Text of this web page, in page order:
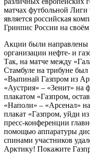
матчах футбольной
является российская
Гринпис России на своём
Акции были направлены
организации нефте- и
Так, на матче между
Стамбуле на трибуне
«Выпинай Газпром из
«Аустрия» – «Зенит» на
плакатом «Газпром,
«Наполи» – «Арсенал»
плакат «Газпром, уйди
пресс-конференции
помощью аппаратуры
спинами участников
Арктику! Покажите